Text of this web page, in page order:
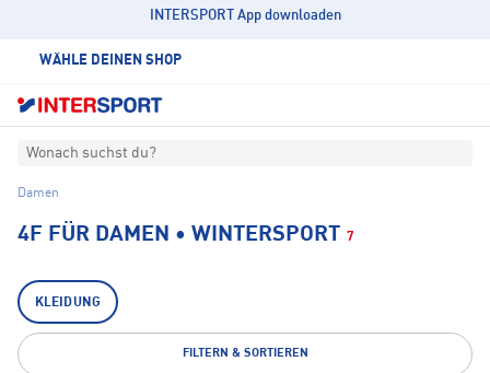
INTERSPORT App downloaden
WÄHLE DEINEN SHOP
Wonach suchst du?
Damen
4F FÜR DAMEN • WINTERSPORT 7
KLEIDUNG
FILTERN & SORTIEREN